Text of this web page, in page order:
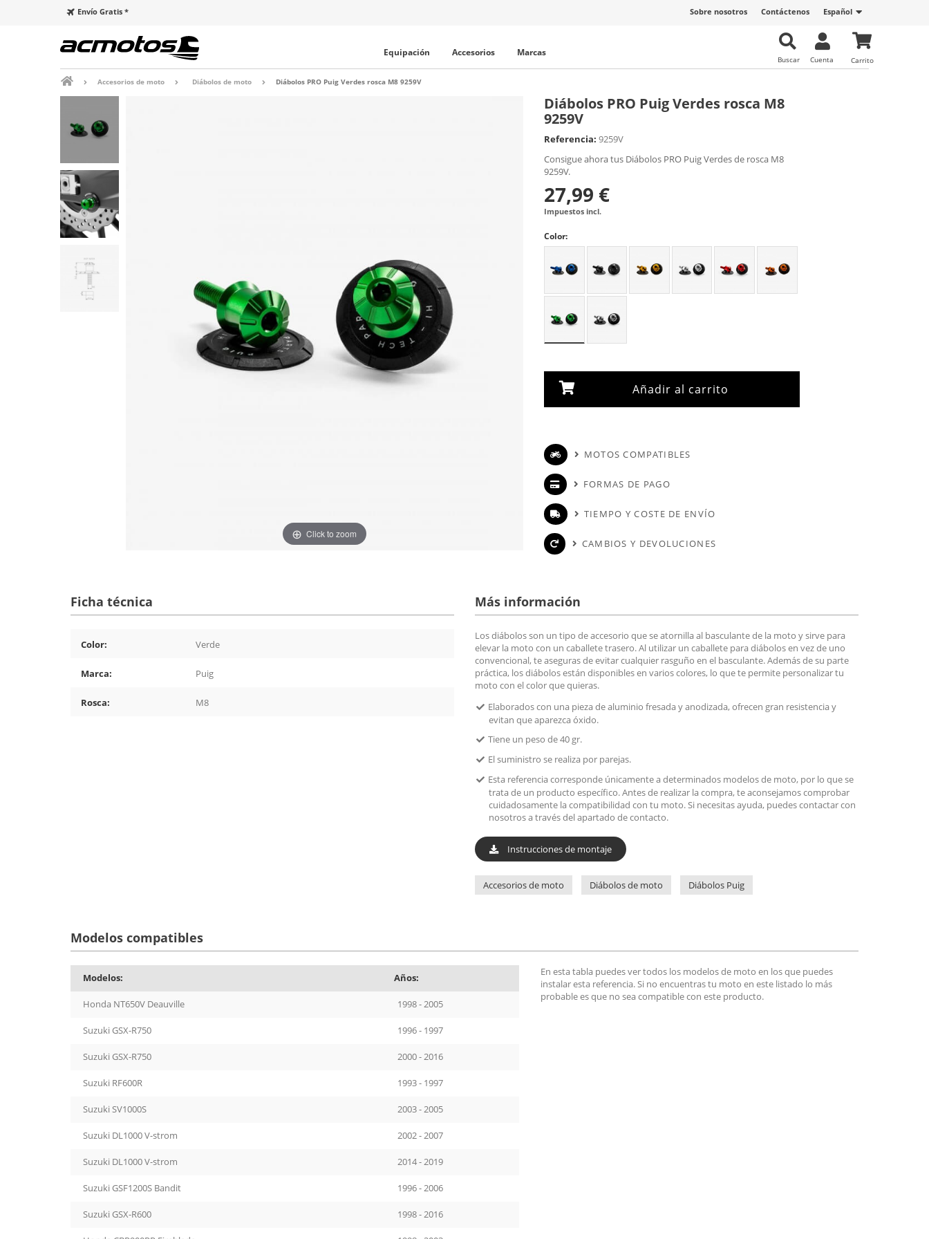
Español
Contáctenos
Sobre nosotros
Envío Gratis *
Carrito
Cuenta
Buscar
Equipación Accesorios Marcas
Accesorios de moto Diábolos de moto Diábolos PRO Puig Verdes rosca M8 9259V
Click to zoom
Diábolos PRO Puig Verdes rosca M8
9259V
Referencia: 9259V
Consigue ahora tus Diábolos PRO Puig Verdes de rosca M8
9259V.
27,99 €
Impuestos incl.
Color:
Añadir al carrito
MOTOS COMPATIBLES
FORMAS DE PAGO
TIEMPO Y COSTE DE ENVÍO
CAMBIOS Y DEVOLUCIONES
Ficha técnica
Color: Verde
Marca: Puig
Rosca: M8
Más información
Los diábolos son un tipo de accesorio que se atornilla al basculante de la moto y sirve para
elevar la moto con un caballete trasero. Al utilizar un caballete para diábolos en vez de uno
convencional, te aseguras de evitar cualquier rasguño en el basculante. Además de su parte
práctica, los diábolos están disponibles en varios colores, lo que te permite personalizar tu
moto con el color que quieras.
Elaborados con una pieza de aluminio fresada y anodizada, ofrecen gran resistencia y
evitan que aparezca óxido.
Tiene un peso de 40 gr.
El suministro se realiza por parejas.
Esta referencia corresponde únicamente a determinados modelos de moto, por lo que se
trata de un producto específico. Antes de realizar la compra, te aconsejamos comprobar
cuidadosamente la compatibilidad con tu moto. Si necesitas ayuda, puedes contactar con
nosotros a través del apartado de contacto.
Instrucciones de montaje
Accesorios de moto Diábolos de moto Diábolos Puig
Modelos compatibles
Modelos: Años:
Honda NT650V Deauville 1998 - 2005
Suzuki GSX-R750 1996 - 1997
Suzuki GSX-R750 2000 - 2016
Suzuki RF600R 1993 - 1997
Suzuki SV1000S 2003 - 2005
Suzuki DL1000 V-strom 2002 - 2007
Suzuki DL1000 V-strom 2014 - 2019
Suzuki GSF1200S Bandit 1996 - 2006
Suzuki GSX-R600 1998 - 2016
En esta tabla puedes ver todos los modelos de moto en los que puedes
instalar esta referencia. Si no encuentras tu moto en este listado lo más
probable es que no sea compatible con este producto.